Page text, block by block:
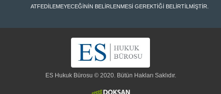
ATFEDİLEMEYECEĞİNİN BELİRLENMESİ GEREKTİĞİ BELİRTİLMİŞTİR.
ES Hukuk Bürosu © 2020. Bütün Hakları Saklıdır.